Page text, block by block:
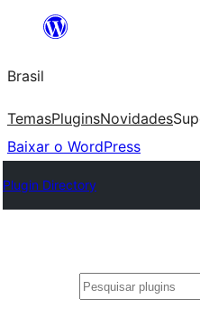
o
conteúdo
Brasil
TemasPluginsNovidades
Baixar o WordPress
Plugin Directory
Pesquisar